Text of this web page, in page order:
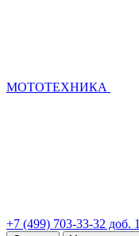
МОТОТЕХНИКА
+7 (499) 703-33-32 доб. 1